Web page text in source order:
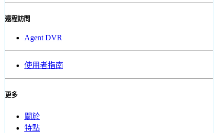
遠程訪問
Agent DVR
使用者指南
更多
關於
特點